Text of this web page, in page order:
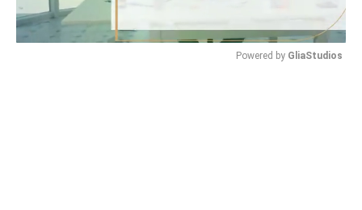
Powered by GliaStudios